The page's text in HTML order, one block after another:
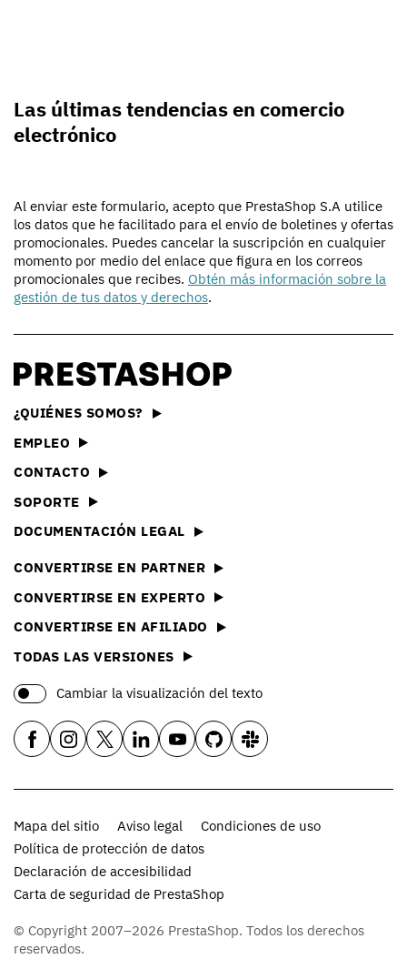
Las últimas tendencias en comercio
electrónico
Al enviar este formulario, acepto que PrestaShop S.A utilice
los datos que he facilitado para el envío de boletines y ofertas
promocionales. Puedes cancelar la suscripción en cualquier
momento por medio del enlace que figura en los correos
promocionales que recibes. Obtén más información sobre la
gestión de tus datos y derechos.
¿QUIÉNES SOMOS?
EMPLEO
CONTACTO
SOPORTE
DOCUMENTACIÓN LEGAL
CONVERTIRSE EN PARTNER
CONVERTIRSE EN EXPERTO
CONVERTIRSE EN AFILIADO
TODAS LAS VERSIONES
Cambiar la visualización del texto
Mapa del sitio Aviso legal
Condiciones de uso
Política de protección de datos
Declaración de accesibilidad
Carta de seguridad de PrestaShop
© Copyright 2007–2026 PrestaShop. Todos los derechos
reservados.